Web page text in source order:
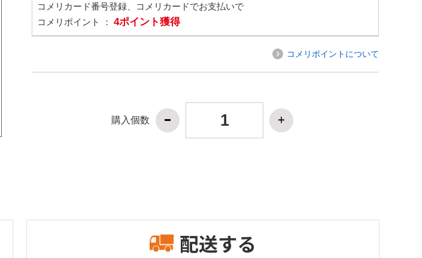
コメリカード番号登録、コメリカードでお支払いで
コメリポイント ： 4ポイント獲得
コメリポイントについて
購入個数
配送する